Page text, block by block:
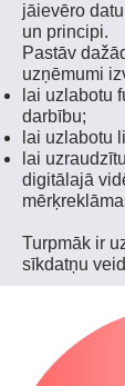
jāievēro
un principi.
Pastāv
uzņēmumi
lai uzlabotu
darbību;
lai uzlabotu
lai
digitālajā
Turpmāk ir
sīkdatņu